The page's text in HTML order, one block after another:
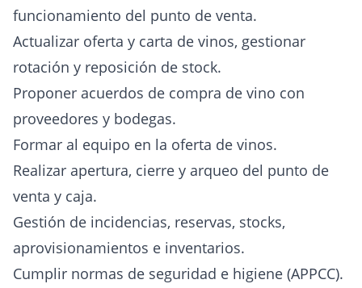
funcionamiento del punto de venta.
Actualizar oferta y carta de vinos, gestionar
rotación y reposición de stock.
Proponer acuerdos de compra de vino con
proveedores y bodegas.
Formar al equipo en la oferta de vinos.
Realizar apertura, cierre y arqueo del punto de
venta y caja.
Gestión de incidencias, reservas, stocks,
aprovisionamientos e inventarios.
Cumplir normas de seguridad e higiene (APPCC).